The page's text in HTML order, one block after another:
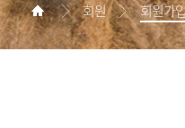
회원 회원가